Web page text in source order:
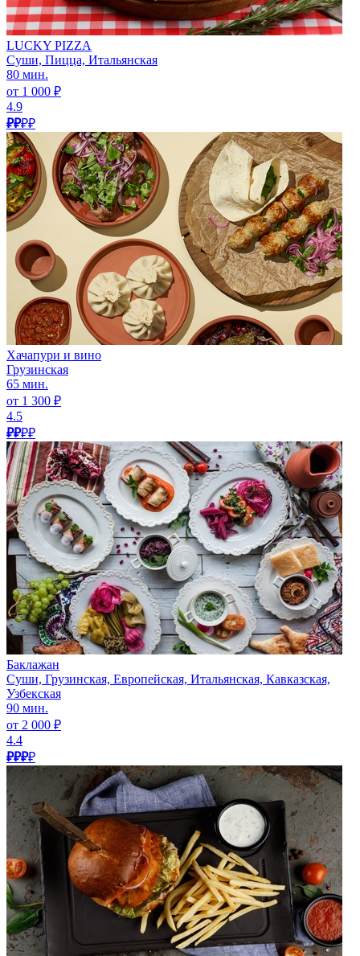
LUCKY PIZZA
Суши, Пицца, Итальянская
80 мин.
от 1 000 ₽
4.9
₽₽₽₽
Хачапури и вино
Грузинская
65 мин.
от 1 300 ₽
4.5
₽₽₽₽
Баклажан
Суши, Грузинская, Европейская, Итальянская, Кавказская,
Узбекская
90 мин.
от 2 000 ₽
4.4
₽₽₽₽